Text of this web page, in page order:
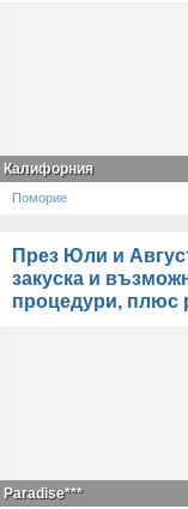
Калифорния
Поморие
През Юли и
закуска и
процедури, плюс
Paradise***